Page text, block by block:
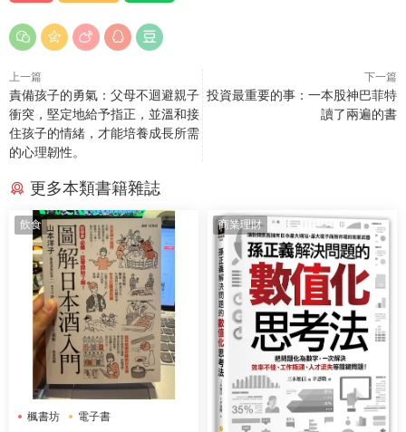
上一篇
責備孩子的勇氣：父母不迴避親子
衝突，堅定地給予指正，並溫和接
住孩子的情緒，才能培養成長所需
的心理韌性。
下一篇
投資最重要的事：一本股神巴菲特
讀了兩遍的書
更多本類書籍雜誌
飲食
楓書坊 電子書
商業理財